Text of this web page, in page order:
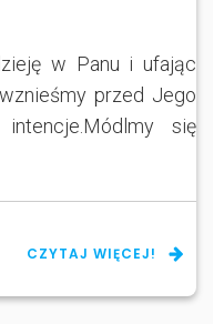
w Panu i ufając
przed Jego
się
CZYTAJ WIĘCEJ!